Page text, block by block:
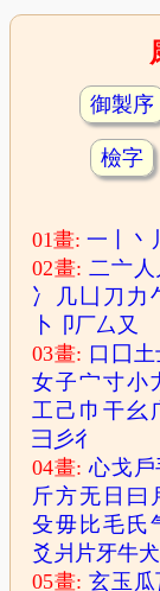
御製序
檢字
01畫:一 丶 丿
02畫:二亠 人
冫
几 凵 刀 力
卜
卩厂厶 又
03畫: 口 囗 土
女子宀寸小
工 己 巾 干幺
彐 彡彳
04畫:心戈 戶
斤方无 日 曰
殳毋 比毛 氏
爻 爿 片牙牛犬
05畫:玄玉 瓜